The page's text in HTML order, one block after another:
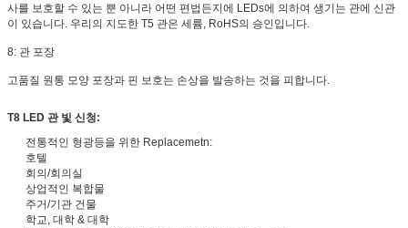
사를 보호할 수 있는 뿐 아니라 어떤 편법든지에 LEDs에 의하여 생기는 관에 신관
이 있습니다. 우리의 지도한 T5 관은 세륨, RoHS의 승인입니다.
8: 관 포장
고품질 원통 모양 포장과 핀 보호는 손상을 발송하는 것을 피합니다.
T8 LED 관 빛 신청:
전통적인 형광등을 위한 Replacemetn:
호텔
회의/회의실
상업적인 복합물
주거/기관 건물
학교, 대학 & 대학